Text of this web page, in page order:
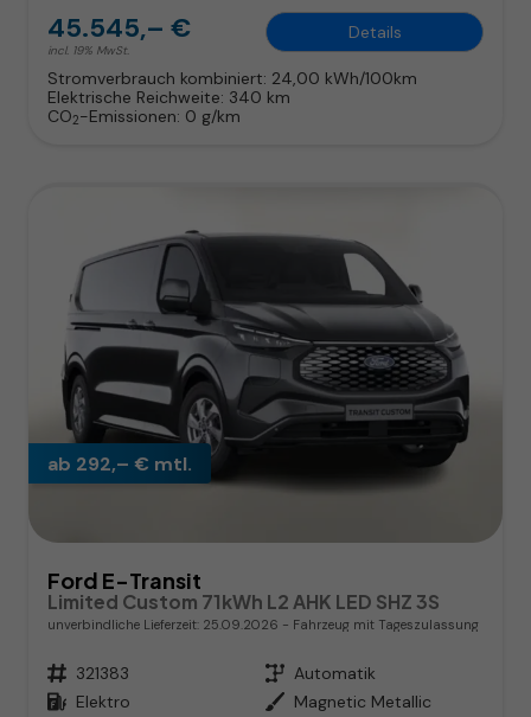
45.545,– €
incl. 19% MwSt.
Details
Stromverbrauch kombiniert: 24,00 kWh/100km
Elektrische Reichweite: 340 km
CO2-Emissionen: 0 g/km
ab 292,– € mtl.
Ford E-Transit
Limited Custom 71kWh L2 AHK LED SHZ 3S
unverbindliche Lieferzeit: 25.09.2026 Fahrzeug mit Tageszulassung
Fahrzeugnr. 321383 Getriebe Automatik
Kraftstoff Elektro Außenfarbe Magnetic Metallic